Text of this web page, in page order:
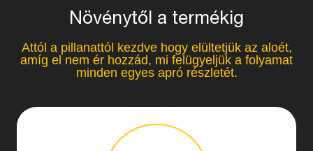
Növénytől a termékig
Attól a pillanattól kezdve hogy elültetjük az aloét,
amíg el nem ér hozzád, mi felügyeljük a folyamat
minden egyes apró részletét.